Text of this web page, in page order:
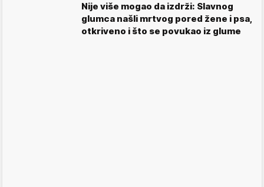
Nije više mogao da izdrži: Slavnog
glumca našli mrtvog pored žene i psa,
otkriveno i što se povukao iz glume